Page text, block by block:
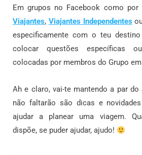
Em grupos no Facebook como por
Viajantes, Viajantes Independentes
especificamente com o teu
colocar questões específicas
colocadas por membros do Grupo
Ah e claro, vai-te mantendo a par do
não faltarão são dicas e
ajudar a planear uma viagem.
dispõe, se puder ajudar, ajudo!